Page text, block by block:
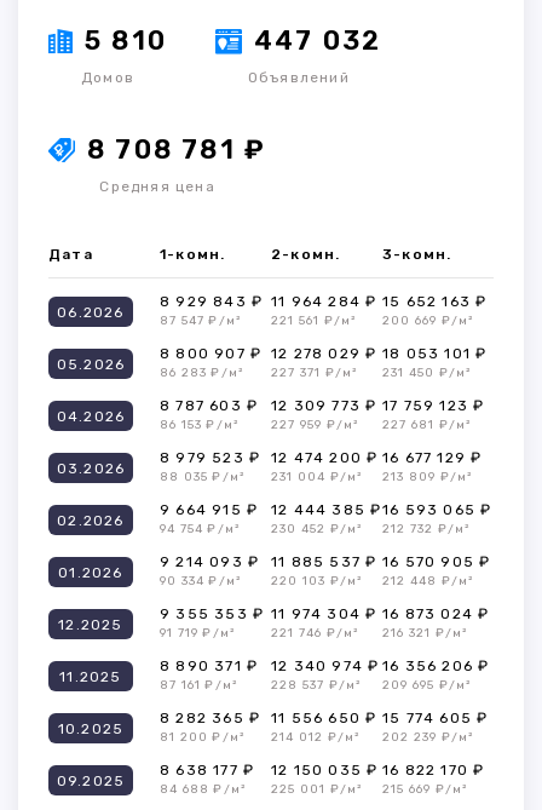
5 810
Домов
447 032
Объявлений
8 708 781 ₽
Средняя цена
Дата 1-комн. 2-комн. 3-комн.
06.2026
8 929 843 ₽
87 547 ₽/м²
11 964 284 ₽
221 561 ₽/м²
15 652 163 ₽
200 669 ₽/м²
05.2026
8 800 907 ₽
86 283 ₽/м²
12 278 029 ₽
227 371 ₽/м²
18 053 101 ₽
231 450 ₽/м²
04.2026
8 787 603 ₽
86 153 ₽/м²
12 309 773 ₽
227 959 ₽/м²
17 759 123 ₽
227 681 ₽/м²
03.2026
8 979 523 ₽
88 035 ₽/м²
12 474 200 ₽
231 004 ₽/м²
16 677 129 ₽
213 809 ₽/м²
02.2026
9 664 915 ₽
94 754 ₽/м²
12 444 385 ₽
230 452 ₽/м²
16 593 065 ₽
212 732 ₽/м²
01.2026
9 214 093 ₽
90 334 ₽/м²
11 885 537 ₽
220 103 ₽/м²
16 570 905 ₽
212 448 ₽/м²
12.2025
9 355 353 ₽
91 719 ₽/м²
11 974 304 ₽
221 746 ₽/м²
16 873 024 ₽
216 321 ₽/м²
11.2025
8 890 371 ₽
87 161 ₽/м²
12 340 974 ₽
228 537 ₽/м²
16 356 206 ₽
209 695 ₽/м²
10.2025
8 282 365 ₽
81 200 ₽/м²
11 556 650 ₽
214 012 ₽/м²
15 774 605 ₽
202 239 ₽/м²
09.2025
8 638 177 ₽
84 688 ₽/м²
12 150 035 ₽
225 001 ₽/м²
16 822 170 ₽
215 669 ₽/м²